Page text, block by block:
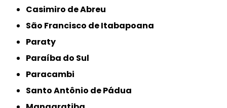
Casimiro de Abreu
São Francisco de Itabapoana
Paraty
Paraíba do Sul
Paracambi
Santo Antônio de Pádua